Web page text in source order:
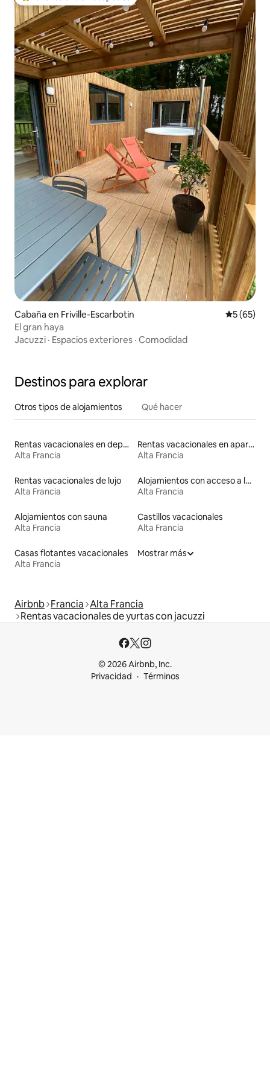
De los mejores en Favorito entre huéspedes
Cabaña en Friville-Escarbotin
5 (65)
El gran haya
Jacuzzi · Espacios exteriores · Comodidad
Destinos para explorar
Otros tipos de alojamientos Qué hacer
Rentas vacacionales en departamentos con cama de altura accesible
Alta Francia
Rentas vacacionales en apartoteles
Alta Francia
Rentas vacacionales de lujo
Alta Francia
Alojamientos con acceso a las pistas de esquí
Alta Francia
Alojamientos con sauna
Alta Francia
Castillos vacacionales
Alta Francia
Casas flotantes vacacionales
Alta Francia
Mostrar más
Airbnb Francia Alta Francia
Rentas vacacionales de yurtas con jacuzzi
© 2026 Airbnb, Inc.
Privacidad
Términos